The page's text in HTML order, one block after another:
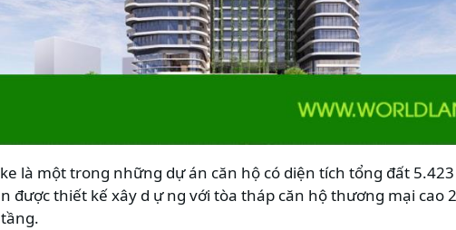
là một trong những dự án căn hộ có diện tích tổng đất
được thiết kế xây d ự ng với tòa tháp căn hộ thương mại cao